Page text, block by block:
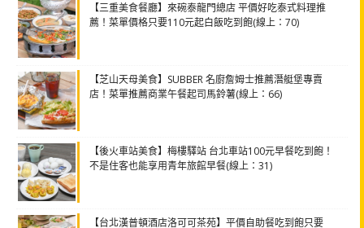
【三重美食餐廳】來碗泰龍門總店 平價好吃泰式料理推
薦！菜單價格只要110元起白飯吃到飽(線上：70)
【芝山天母美食】SUBBER 名廚詹姆士推薦潛艇堡專賣
店！菜單推薦商業午餐起司馬鈴薯(線上：66)
【後火車站美食】梅樓驛站 台北車站100元早餐吃到飽！
不是住客也能享用青年旅館早餐(線上：31)
【台北漢普頓酒店洛可可茶苑】平價自助餐吃到飽只要